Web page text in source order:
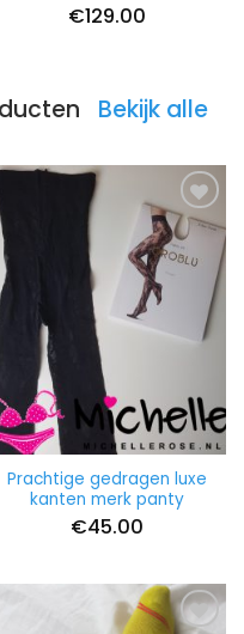
€129.00
Bekijk alle
Prachtige gedragen luxe
kanten merk panty
€45.00